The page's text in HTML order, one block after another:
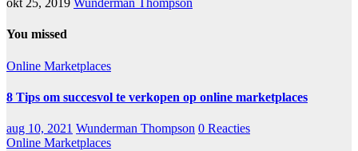
okt 25, 2019 Wunderman Thompson
You missed
Online Marketplaces
8 Tips om succesvol te verkopen op online marketplaces
aug 10, 2021 Wunderman Thompson 0 Reacties
Online Marketplaces